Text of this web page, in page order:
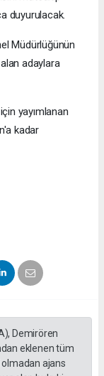
duyurulacak.
Müdürlüğünün
adaylara
yayımlanan
kadar
Demirören
eklenen tüm
ajans